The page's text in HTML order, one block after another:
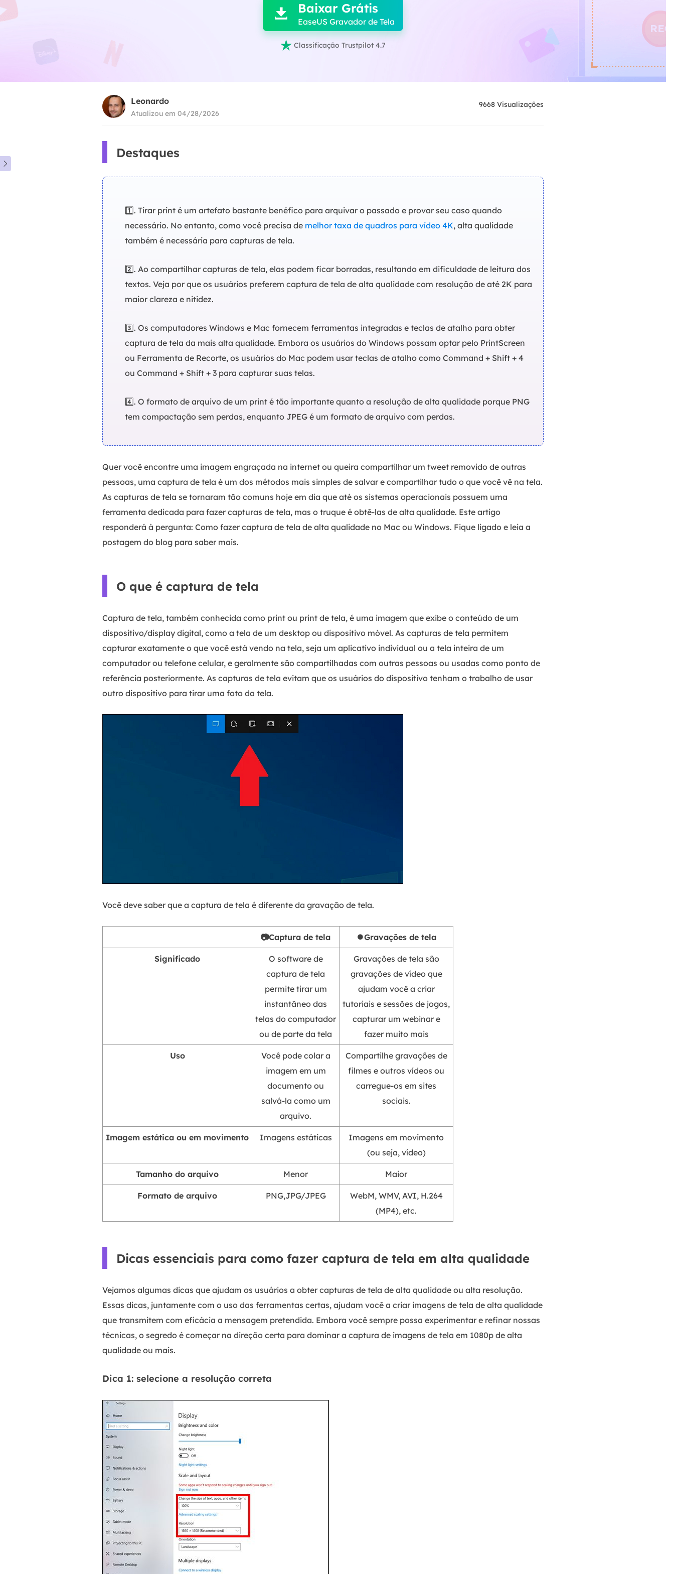
 Baixar Grátis
EaseUS Gravador de Tela
 Classificação Trustpilot 4.7

Leonardo
Atualizou em 04/28/2026
9668 Visualizações
Destaques
1️⃣. Tirar print é um artefato bastante benéfico para arquivar o passado e provar seu caso quando
necessário. No entanto, como você precisa de melhor taxa de quadros para vídeo 4K, alta qualidade
também é necessária para capturas de tela.
2️⃣. Ao compartilhar capturas de tela, elas podem ficar borradas, resultando em dificuldade de leitura dos
textos. Veja por que os usuários preferem captura de tela de alta qualidade com resolução de até 2K para
maior clareza e nitidez.
3️⃣. Os computadores Windows e Mac fornecem ferramentas integradas e teclas de atalho para obter
captura de tela da mais alta qualidade. Embora os usuários do Windows possam optar pelo PrintScreen
ou Ferramenta de Recorte, os usuários do Mac podem usar teclas de atalho como Command + Shift + 4
ou Command + Shift + 3 para capturar suas telas.
4️⃣. O formato de arquivo de um print é tão importante quanto a resolução de alta qualidade porque PNG
tem compactação sem perdas, enquanto JPEG é um formato de arquivo com perdas.
Quer você encontre uma imagem engraçada na internet ou queira compartilhar um tweet removido de outras
pessoas, uma captura de tela é um dos métodos mais simples de salvar e compartilhar tudo o que você vê na tela.
As capturas de tela se tornaram tão comuns hoje em dia que até os sistemas operacionais possuem uma
ferramenta dedicada para fazer capturas de tela, mas o truque é obtê-las de alta qualidade. Este artigo
responderá à pergunta: Como fazer captura de tela de alta qualidade no Mac ou Windows. Fique ligado e leia a
postagem do blog para saber mais.
O que é captura de tela
Captura de tela, também conhecida como print ou print de tela, é uma imagem que exibe o conteúdo de um
dispositivo/display digital, como a tela de um desktop ou dispositivo móvel. As capturas de tela permitem
capturar exatamente o que você está vendo na tela, seja um aplicativo individual ou a tela inteira de um
computador ou telefone celular, e geralmente são compartilhadas com outras pessoas ou usadas como ponto de
referência posteriormente. As capturas de tela evitam que os usuários do dispositivo tenham o trabalho de usar
outro dispositivo para tirar uma foto da tela.
Você deve saber que a captura de tela é diferente da gravação de tela.
📷Captura de tela ⏺️Gravações de tela
Significado
O software de
captura de tela
permite tirar um
instantâneo das
telas do computador
ou de parte da tela
Gravações de tela são
gravações de vídeo que
ajudam você a criar
tutoriais e sessões de jogos,
capturar um webinar e
fazer muito mais
Uso
Você pode colar a
imagem em um
documento ou
salvá-la como um
arquivo.
Compartilhe gravações de
filmes e outros vídeos ou
carregue-os em sites
sociais.
Imagem estática ou em movimento Imagens estáticas
Imagens em movimento
(ou seja, vídeo)
Tamanho do arquivo Menor Maior
Formato de arquivo PNG,JPG/JPEG
WebM, WMV, AVI, H.264
(MP4), etc.
Dicas essenciais para como fazer captura de tela em alta qualidade
Vejamos algumas dicas que ajudam os usuários a obter capturas de tela de alta qualidade ou alta resolução.
Essas dicas, juntamente com o uso das ferramentas certas, ajudam você a criar imagens de tela de alta qualidade
que transmitem com eficácia a mensagem pretendida. Embora você sempre possa experimentar e refinar nossas
técnicas, o segredo é começar na direção certa para dominar a captura de imagens de tela em 1080p de alta
qualidade ou mais.
Dica 1: selecione a resolução correta